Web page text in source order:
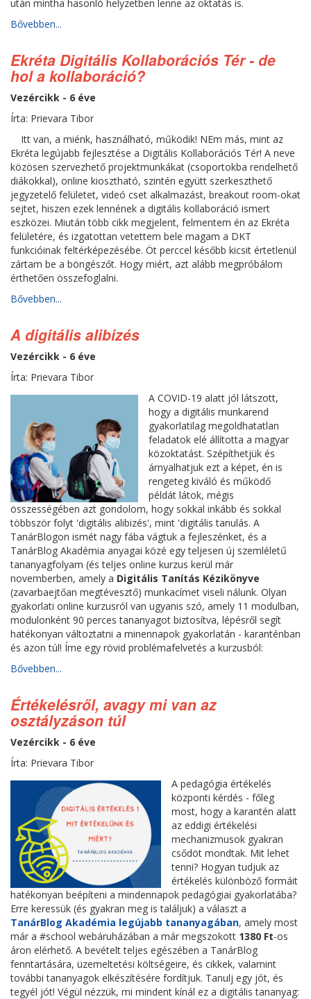
után mintha hasonló helyzetben lenne az oktatás is.
Bővebben...
Ekréta Digitális Kollaborációs Tér - de
hol a kollaboráció?
Vezércikk - 6 éve
Írta: Prievara Tibor
Itt van, a miénk, használható, működik! NEm más, mint az
Ekréta legújabb fejlesztése a Digitális Kollaborációs Tér! A neve
közösen szervezhető projektmunkákat (csoportokba rendelhető
diákokkal), online kiosztható, szintén együtt szerkeszthető
jegyzetelő felületet, videó cset alkalmazást, breakout room-okat
sejtet, hiszen ezek lennének a digitális kollaboráció ismert
eszközei. Miután több cikk megjelent, felmentem én az Ekréta
felületére, és izgatottan vetettem bele magam a DKT
funkcióinak feltérképezésébe. Öt perccel később kicsit értetlenül
zártam be a böngészőt. Hogy miért, azt alább megpróbálom
érthetően összefoglalni.
Bővebben...
A digitális alibizés
Vezércikk - 6 éve
Írta: Prievara Tibor
A COVID-19 alatt jól látszott,
hogy a digitális munkarend
gyakorlatilag megoldhatatlan
feladatok elé állította a magyar
közoktatást. Szépíthetjük és
árnyalhatjuk ezt a képet, én is
rengeteg kiváló és működő
példát látok, mégis
összességében azt gondolom, hogy sokkal inkább és sokkal
többször folyt 'digitális alibizés', mint 'digitális tanulás. A
TanárBlogon ismét nagy fába vágtuk a fejleszénket, és a
TanárBlog Akadémia anyagai közé egy teljesen új szemléletű
tananyagfolyam (és teljes online kurzus kerül már
novemberben, amely a Digitális Tanítás Kézikönyve
(zavarbaejtőan megtévesztő) munkacímet viseli nálunk. Olyan
gyakorlati online kurzusról van ugyanis szó, amely 11 modulban,
modulonként 90 perces tananyagot biztosítva, lépésről segít
hatékonyan változtatni a minennapok gyakorlatán - karanténban
és azon túl! Íme egy rövid problémafelvetés a kurzusból:
Bővebben...
Értékelésről, avagy mi van az
osztályzáson túl
Vezércikk - 6 éve
Írta: Prievara Tibor
A pedagógia értékelés
központi kérdés - főleg
most, hogy a karantén alatt
az eddigi értékelési
mechanizmusok gyakran
csődöt mondtak. Mit lehet
tenni? Hogyan tudjuk az
értékelés különböző formáit
hatékonyan beépíteni a mindennapok pedagógiai gyakorlatába?
Erre keressük (és gyakran meg is találjuk) a választ a
TanárBlog Akadémia legújabb tananyagában, amely most
már a #school webáruházában a már megszokott 1380 Ft-os
áron elérhető. A bevételt teljes egészében a TanárBlog
fenntartására, üzemeltetési költségeire, és cikkek, valamint
további tananyagok elkészítésére fordítjuk. Tanulj egy jót, és
tegyél jót! Végül nézzük, mi mindent kínál ez a digitális tananyag: